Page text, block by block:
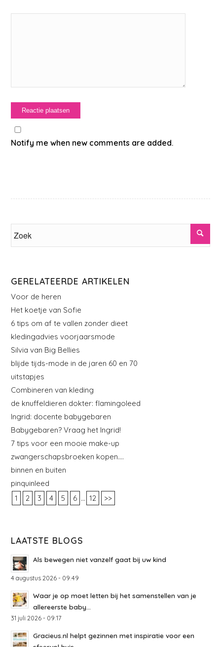
Notify me when new comments are added.
GERELATEERDE ARTIKELEN
Voor de heren
Het koetje van Sofie
6 tips om af te vallen zonder dieet
kledingadvies voorjaarsmode
Silvia van Big Bellies
blijde tijds-mode in de jaren 60 en 70
uitstapjes
Combineren van kleding
de knuffeldieren dokter: flamingoleed
Ingrid: docente babygebaren
Babygebaren? Vraag het Ingrid!
7 tips voor een mooie make-up
zwangerschapsbroeken kopen….
binnen en buiten
pinquinleed
1
2 3 4 5 6 ... 12 >>
LAATSTE BLOGS
Als bewegen niet vanzelf gaat bij uw kind
4 augustus 2026 - 09:49
Waar je op moet letten bij het samenstellen van je
allereerste baby...
31 juli 2026 - 09:17
Gracieus.nl helpt gezinnen met inspiratie voor een